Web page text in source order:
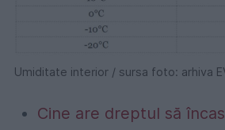
Umiditate interior / sursa foto: arhiva
Cine are dreptul să